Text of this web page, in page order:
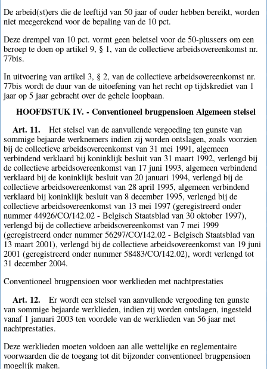
De arbeid(st)ers die de leeftijd van 50 jaar of ouder hebben bereikt, worden
niet meegerekend voor de bepaling van de 10 pct.
Deze drempel van 10 pct. vormt geen beletsel voor de 50-plussers om een
beroep te doen op artikel 9, § 1, van de collectieve arbeidsovereenkomst nr.
77bis.
In uitvoering van artikel 3, § 2, van de collectieve arbeidsovereenkomst nr.
77bis wordt de duur van de uitoefening van het recht op tijdskrediet van 1
jaar op 5 jaar gebracht over de gehele loopbaan.
HOOFDSTUK IV. - Conventioneel brugpensioen Algemeen stelsel
Art. 11.
Het stelsel van de aanvullende vergoeding ten gunste van
sommige bejaarde werknemers indien zij worden ontslagen, zoals voorzien
bij de collectieve arbeidsovereenkomst van 31 mei 1991, algemeen
verbindend verklaard bij koninklijk besluit van 31 maart 1992, verlengd bij
de collectieve arbeidsovereenkomst van 17 juni 1993, algemeen verbindend
verklaard bij de koninklijk besluit van 20 januari 1994, verlengd bij de
collectieve arbeidsovereenkomst van 28 april 1995, algemeen verbindend
verklaard bij koninklijk besluit van 8 december 1995, verlengd bij de
collectieve arbeidsovereenkomst van 13 mei 1997 (geregistreerd onder
nummer 44926/CO/142.02 - Belgisch Staatsblad van 30 oktober 1997),
verlengd bij de collectieve arbeidsovereenkomst van 7 mei 1999
(geregistreerd onder nummer 56297/CO/142.02 - Belgisch Staatsblad van
13 maart 2001), verlengd bij de collectieve arbeidsovereenkomst van 19 juni
2001 (geregistreerd onder nummer 58483/CO/142.02), wordt verlengd tot
31 december 2004.
Conventioneel brugpensioen voor werklieden met nachtprestaties
Art. 12.
Er wordt een stelsel van aanvullende vergoeding ten gunste
van sommige bejaarde werklieden, indien zij worden ontslagen, ingesteld
vanaf 1 januari 2003 ten voordele van de werklieden van 56 jaar met
nachtprestaties.
Deze werklieden moeten voldoen aan alle wettelijke en reglementaire
voorwaarden die de toegang tot dit bijzonder conventioneel brugpensioen
mogelijk maken.